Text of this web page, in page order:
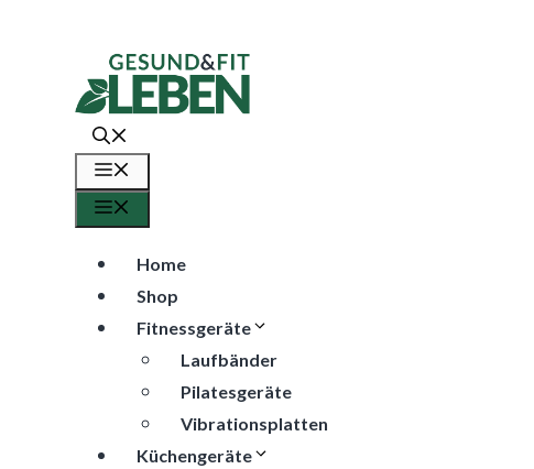
Inhalt
springen
Home
Shop
Fitnessgeräte
Laufbänder
Pilatesgeräte
Vibrationsplatten
Küchengeräte